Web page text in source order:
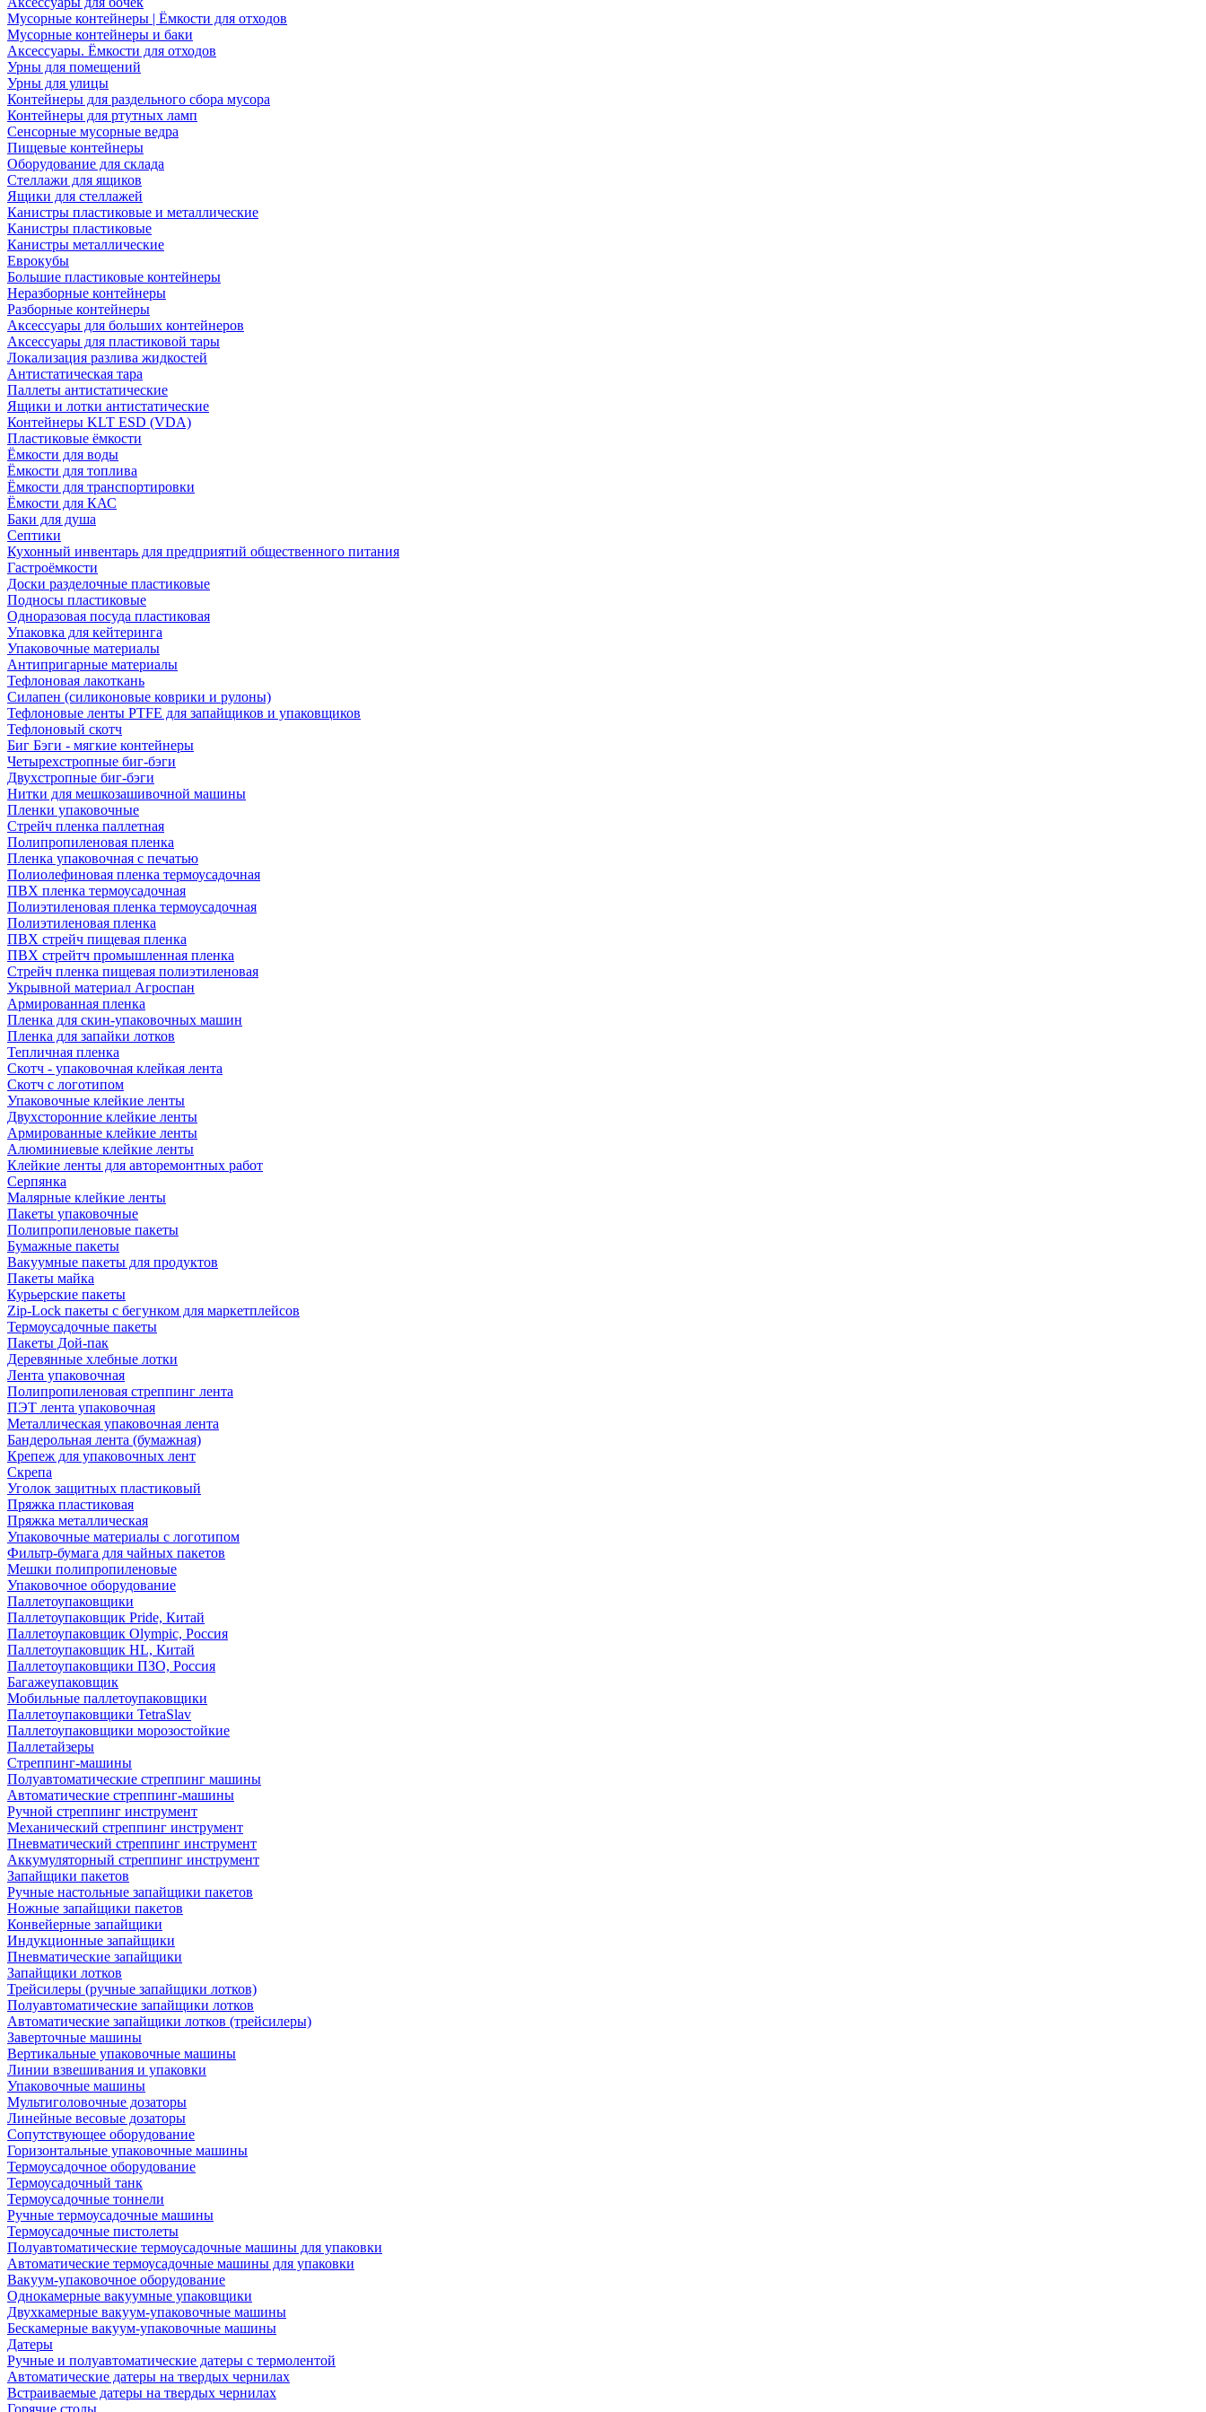
Мусорные контейнеры | Ёмкости для отходов
Мусорные контейнеры и баки
Аксессуары. Ёмкости для отходов
Урны для помещений
Урны для улицы
Контейнеры для раздельного сбора мусора
Контейнеры для ртутных ламп
Сенсорные мусорные ведра
Пищевые контейнеры
Оборудование для склада
Стеллажи для ящиков
Ящики для стеллажей
Канистры пластиковые и металлические
Канистры пластиковые
Канистры металлические
Еврокубы
Большие пластиковые контейнеры
Неразборные контейнеры
Разборные контейнеры
Аксессуары для больших контейнеров
Аксессуары для пластиковой тары
Локализация разлива жидкостей
Антистатическая тара
Паллеты антистатические
Ящики и лотки антистатические
Контейнеры KLT ESD (VDA)
Пластиковые ёмкости
Ёмкости для воды
Ёмкости для топлива
Ёмкости для транспортировки
Ёмкости для КАС
Баки для душа
Септики
Кухонный инвентарь для предприятий общественного питания
Гастроёмкости
Доски разделочные пластиковые
Подносы пластиковые
Одноразовая посуда пластиковая
Упаковка для кейтеринга
Упаковочные материалы
Антипригарные материалы
Тефлоновая лакоткань
Силапен (силиконовые коврики и рулоны)
Тефлоновые ленты PTFE для запайщиков и упаковщиков
Тефлоновый скотч
Биг Бэги - мягкие контейнеры
Четырехстропные биг-бэги
Двухстропные биг-бэги
Нитки для мешкозашивочной машины
Пленки упаковочные
Стрейч пленка паллетная
Полипропиленовая пленка
Пленка упаковочная с печатью
Полиолефиновая пленка термоусадочная
ПВХ пленка термоусадочная
Полиэтиленовая пленка термоусадочная
Полиэтиленовая пленка
ПВХ стрейч пищевая пленка
ПВХ стрейтч промышленная пленка
Стрейч пленка пищевая полиэтиленовая
Укрывной материал Агроспан
Армированная пленка
Пленка для скин-упаковочных машин
Пленка для запайки лотков
Тепличная пленка
Скотч - упаковочная клейкая лента
Скотч с логотипом
Упаковочные клейкие ленты
Двухсторонние клейкие ленты
Армированные клейкие ленты
Алюминиевые клейкие ленты
Клейкие ленты для авторемонтных работ
Серпянка
Малярные клейкие ленты
Пакеты упаковочные
Полипропиленовые пакеты
Бумажные пакеты
Вакуумные пакеты для продуктов
Пакеты майка
Курьерские пакеты
Zip-Lock пакеты с бегунком для маркетплейсов
Термоусадочные пакеты
Пакеты Дой-пак
Деревянные хлебные лотки
Лента упаковочная
Полипропиленовая стреппинг лента
ПЭТ лента упаковочная
Металлическая упаковочная лента
Бандерольная лента (бумажная)
Крепеж для упаковочных лент
Скрепа
Уголок защитных пластиковый
Пряжка пластиковая
Пряжка металлическая
Упаковочные материалы с логотипом
Фильтр-бумага для чайных пакетов
Мешки полипропиленовые
Упаковочное оборудование
Паллетоупаковщики
Паллетоупаковщик Pride, Китай
Паллетоупаковщик Olympic, Россия
Паллетоупаковщик HL, Китай
Паллетоупаковщики ПЗО, Россия
Багажеупаковщик
Мобильные паллетоупаковщики
Паллетоупаковщики TetraSlav
Паллетоупаковщики морозостойкие
Паллетайзеры
Стреппинг-машины
Полуавтоматические стреппинг машины
Автоматические стреппинг-машины
Ручной стреппинг инструмент
Механический стреппинг инструмент
Пневматический стреппинг инструмент
Аккумуляторный стреппинг инструмент
Запайщики пакетов
Ручные настольные запайщики пакетов
Ножные запайщики пакетов
Конвейерные запайщики
Индукционные запайщики
Пневматические запайщики
Запайщики лотков
Трейсилеры (ручные запайщики лотков)
Полуавтоматические запайщики лотков
Автоматические запайщики лотков (трейсилеры)
Заверточные машины
Вертикальные упаковочные машины
Линии взвешивания и упаковки
Упаковочные машины
Мультиголовочные дозаторы
Линейные весовые дозаторы
Сопутствующее оборудование
Горизонтальные упаковочные машины
Термоусадочное оборудование
Термоусадочный танк
Термоусадочные тоннели
Ручные термоусадочные машины
Термоусадочные пистолеты
Полуавтоматические термоусадочные машины для упаковки
Автоматические термоусадочные машины для упаковки
Вакуум-упаковочное оборудование
Однокамерные вакуумные упаковщики
Двухкамерные вакуум-упаковочные машины
Бескамерные вакуум-упаковочные машины
Датеры
Ручные и полуавтоматические датеры с термолентой
Автоматические датеры на твердых чернилах
Встраиваемые датеры на твердых чернилах
Горячие столы